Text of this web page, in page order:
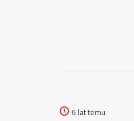
6 lat temu